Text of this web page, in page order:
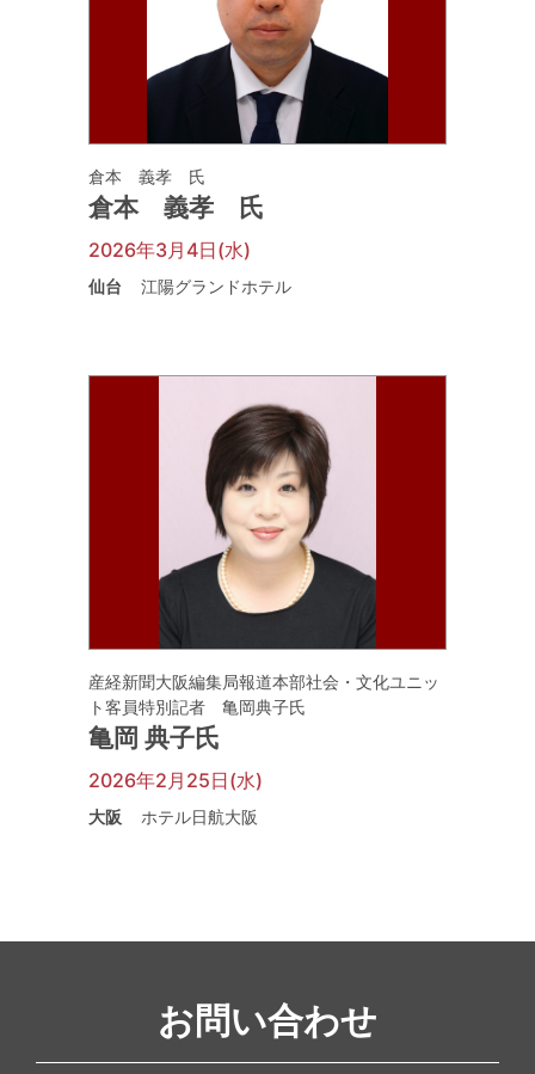
倉本 義孝 氏
倉本 義孝 氏
2026年3月4日(水)
仙台 江陽グランドホテル
産経新聞大阪編集局報道本部社会・文化ユニッ
ト客員特別記者 亀岡典子氏
亀岡 典子氏
2026年2月25日(水)
大阪 ホテル日航大阪
お問い合わせ